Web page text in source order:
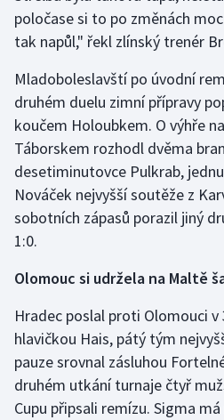
Ragby
Rychlobruslení
Rychlostní kanoistika
Short track
Sportovní střelba
Stolní tenis
Veslování
Vodní slalom
Volejbal
poločase si to po změnách
tak napůl," řekl zlínský trenér
Mladoboleslavští po úvodní
druhém duelu zimní přípravy
koučem Holoubkem. O výhře
Táborskem rozhodl dvěma
desetiminutovce Pulkrab,
Nováček nejvyšší soutěže z
sobotních zápasů porazil jiný
1:0.
Olomouc si udržela na Maltě
Hradec poslal proti Olomouci
hlavičkou Hais, pátý tým
pauze srovnal zásluhou
druhém utkání turnaje čtyř
Cupu připsali remízu. Sigma